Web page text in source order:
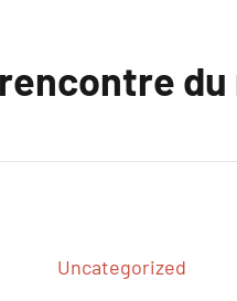
Uncategorized